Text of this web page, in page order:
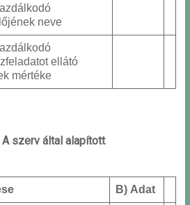
neve
ellátó
mértéke
szerv által alapított
B) Adat